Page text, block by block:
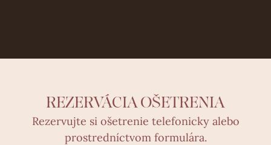
REZERVÁCIA OŠETRENIA
Rezervujte si ošetrenie telefonicky alebo
prostredníctvom formulára.